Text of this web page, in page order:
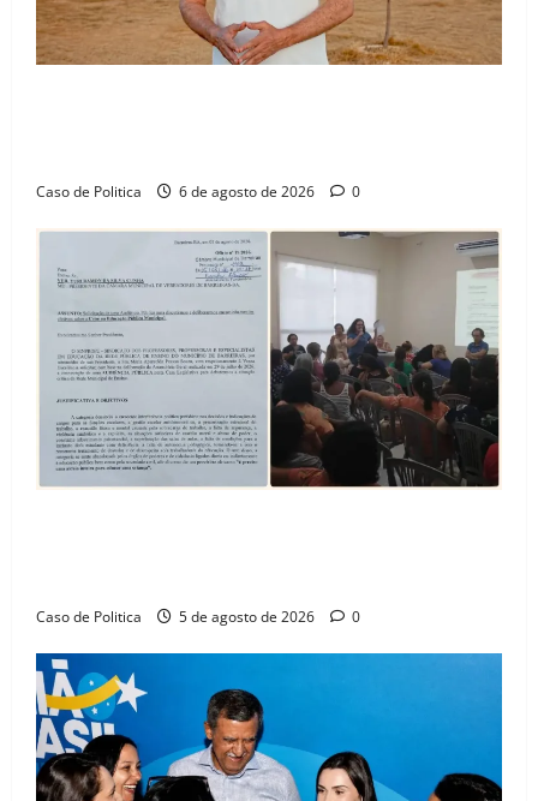
Caso de Politica 6 de agosto de 2026 0
Caso de Politica 5 de agosto de 2026 0